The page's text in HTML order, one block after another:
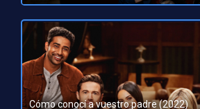
Cómo conocí a vuestro padre (2022)